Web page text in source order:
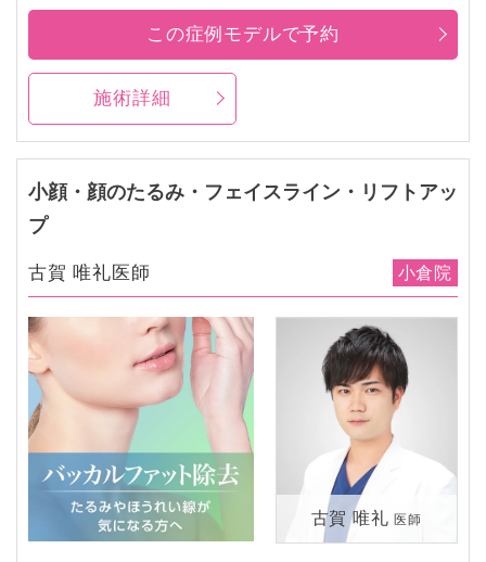
施術詳細
この症例モデルで予約
小顔・顔のたるみ・フェイスライン・リフトアッ
プ
古賀 唯礼医師 小倉院
古賀 唯礼 医師